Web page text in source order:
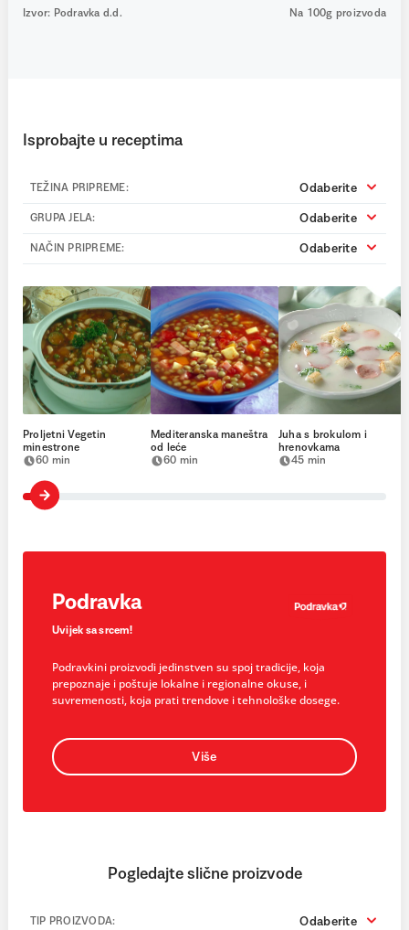
Izvor: Podravka d.d. Na 100g proizvoda
Isprobajte u receptima
TEŽINA PRIPREME: Odaberite
GRUPA JELA: Odaberite
NAČIN PRIPREME: Odaberite
Proljetni Vegetin
minestrone
60 min
Mediteranska maneštra
od leće
60 min
Juha s brokulom i
hrenovkama
45 min
Podravka
Uvijek sa srcem!
Podravkini proizvodi jedinstven su spoj tradicije, koja
prepoznaje i poštuje lokalne i regionalne okuse, i
suvremenosti, koja prati trendove i tehnološke dosege.
Više
Pogledajte slične proizvode
TIP PROIZVODA: Odaberite